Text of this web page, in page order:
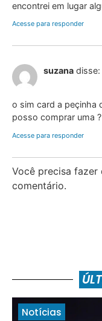
encontrei em lugar
Acesse para responder
suzana disse:
o sim card a peçinha
posso comprar uma ?
Acesse para responder
Você precisa fazer
comentário.
Notícias